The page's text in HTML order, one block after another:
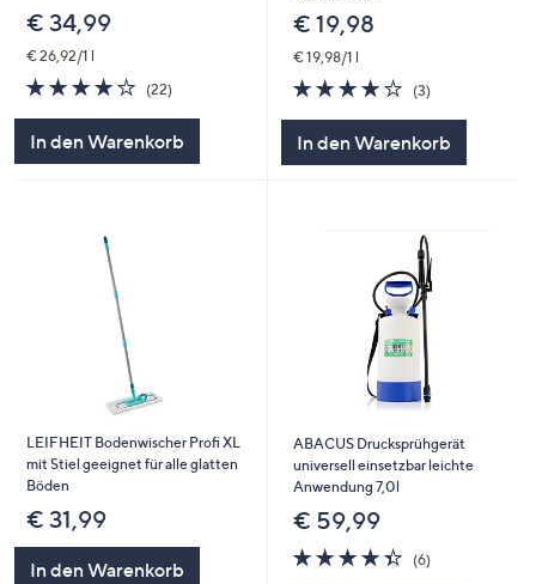
€ 34,99
€ 26,92/1 l
4.0
von
5
(22)
In den Warenkorb
€ 19,98
€ 19,98/1 l
4.0
von
5
(3)
In den Warenkorb
LEIFHEIT Bodenwischer Profi XL
mit Stiel geeignet für alle glatten
Böden
€ 31,99
In den Warenkorb
ABACUS Drucksprühgerät
universell einsetzbar leichte
Anwendung 7,0l
€ 59,99
4.3
von
(6)